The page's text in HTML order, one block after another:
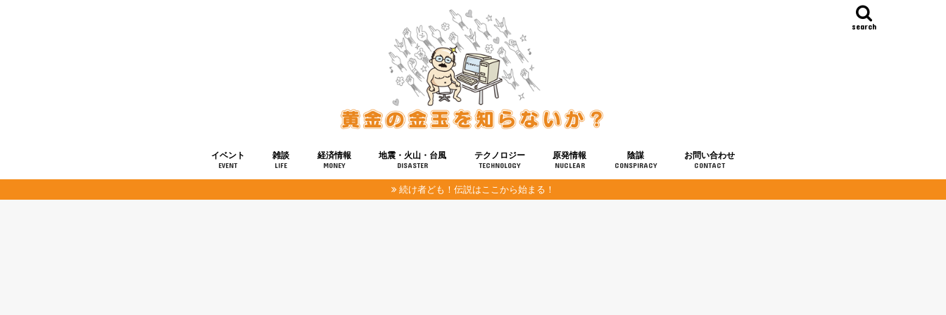
search
イベント
EVENT
雑談
LIFE
経済情報
MONEY
地震・火山・台風
DISASTER
テクノロジー
TECHNOLOGY
健康
宇宙
原発情報
NUCLEAR
陰謀
CONSPIRACY
お問い合わせ
CONTACT
続け者ども！伝説はここから始まる！